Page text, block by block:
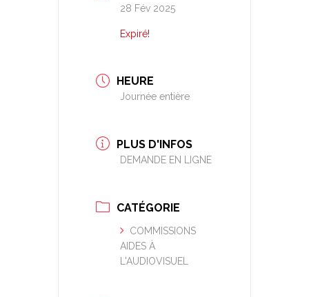
28 Fév 2025
Expiré!
HEURE
Journée entière
PLUS D'INFOS
DEMANDE EN LIGNE
CATÉGORIE
COMMISSIONS
AIDES À
L'AUDIOVISUEL